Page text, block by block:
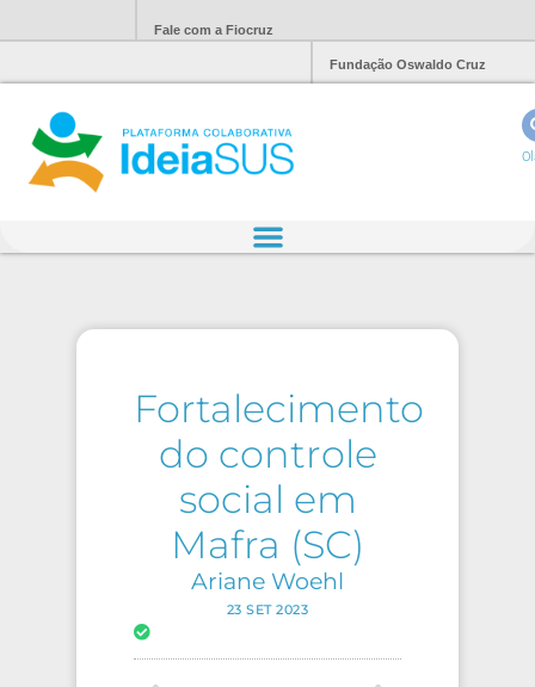
Fale com a Fiocruz
Fundação Oswaldo Cruz
Fortalecimento
do controle
social em
Mafra (SC)
Ariane Woehl
23 SET 2023